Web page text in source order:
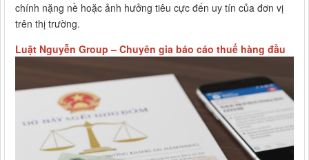
chính nặng nề hoặc ảnh hưởng tiêu cực đến uy tín của đơn vị
trên thị trường.
Luật Nguyễn Group – Chuyên gia báo cáo thuế hàng đầu